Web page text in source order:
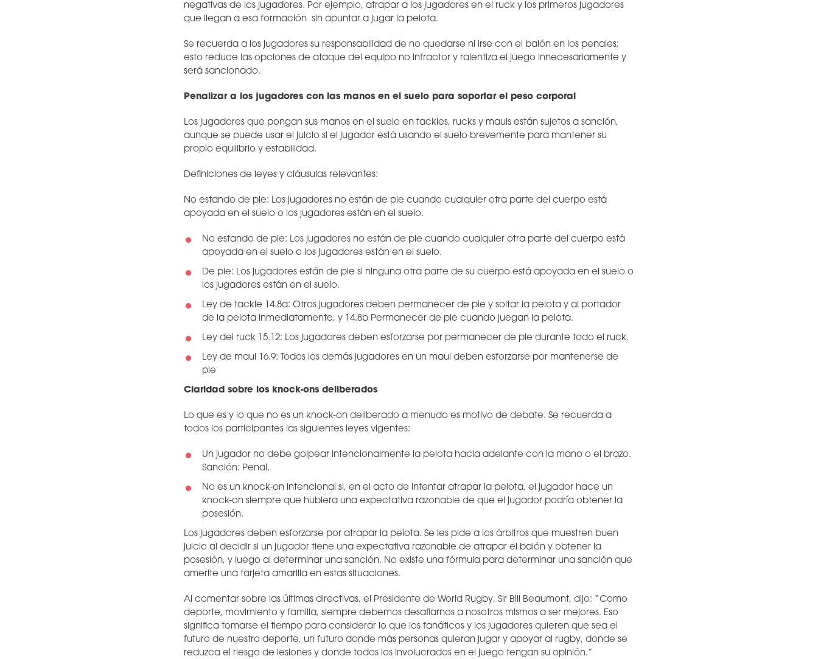
negativas de los jugadores. Por ejemplo, atrapar a los jugadores en el ruck y los primeros jugadores
que llegan a esa formación sin apuntar a jugar la pelota.
Se recuerda a los jugadores su responsabilidad de no quedarse ni irse con el balón en los penales;
esto reduce las opciones de ataque del equipo no infractor y ralentiza el juego innecesariamente y
será sancionado.
Penalizar a los jugadores con las manos en el suelo para soportar el peso corporal
Los jugadores que pongan sus manos en el suelo en tackles, rucks y mauls están sujetos a sanción,
aunque se puede usar el juicio si el jugador está usando el suelo brevemente para mantener su
propio equilibrio y estabilidad.
Definiciones de leyes y cláusulas relevantes:
No estando de pie: Los jugadores no están de pie cuando cualquier otra parte del cuerpo está
apoyada en el suelo o los jugadores están en el suelo.
No estando de pie: Los jugadores no están de pie cuando cualquier otra parte del cuerpo está
apoyada en el suelo o los jugadores están en el suelo.
De pie: Los jugadores están de pie si ninguna otra parte de su cuerpo está apoyada en el suelo o
los jugadores están en el suelo.
Ley de tackle 14.8a: Otros jugadores deben permanecer de pie y soltar la pelota y al portador
de la pelota inmediatamente, y 14.8b Permanecer de pie cuando juegan la pelota.
Ley del ruck 15.12: Los jugadores deben esforzarse por permanecer de pie durante todo el ruck.
Ley de maul 16.9: Todos los demás jugadores en un maul deben esforzarse por mantenerse de
pie
Claridad sobre los knock-ons deliberados
Lo que es y lo que no es un knock-on deliberado a menudo es motivo de debate. Se recuerda a
todos los participantes las siguientes leyes vigentes:
Un jugador no debe golpear intencionalmente la pelota hacia adelante con la mano o el brazo.
Sanción: Penal.
No es un knock-on intencional si, en el acto de intentar atrapar la pelota, el jugador hace un
knock-on siempre que hubiera una expectativa razonable de que el jugador podría obtener la
posesión.
Los jugadores deben esforzarse por atrapar la pelota. Se les pide a los árbitros que muestren buen
juicio al decidir si un jugador tiene una expectativa razonable de atrapar el balón y obtener la
posesión, y luego al determinar una sanción. No existe una fórmula para determinar una sanción que
amerite una tarjeta amarilla en estas situaciones.
Al comentar sobre las últimas directivas, el Presidente de World Rugby, Sir Bill Beaumont, dijo: “Como
deporte, movimiento y familia, siempre debemos desafiarnos a nosotros mismos a ser mejores. Eso
significa tomarse el tiempo para considerar lo que los fanáticos y los jugadores quieren que sea el
futuro de nuestro deporte, un futuro donde más personas quieran jugar y apoyar al rugby, donde se
reduzca el riesgo de lesiones y donde todos los involucrados en el juego tengan su opinión.”